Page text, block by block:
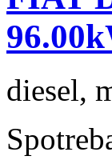
diesel,